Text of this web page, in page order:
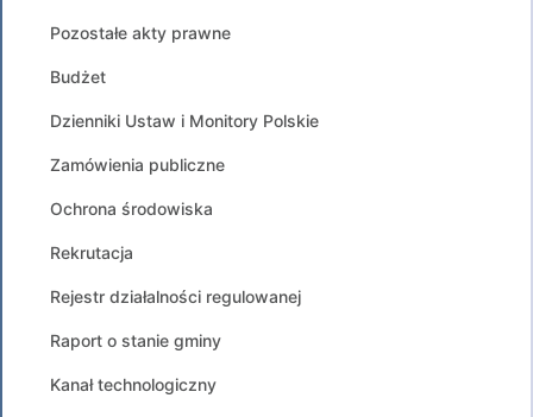
Pozostałe akty prawne
Budżet
Dzienniki Ustaw i Monitory Polskie
Zamówienia publiczne
Ochrona środowiska
Rekrutacja
Rejestr działalności regulowanej
Raport o stanie gminy
Kanał technologiczny